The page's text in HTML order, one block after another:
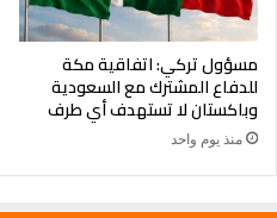
مسؤول تركي: اتفاقية مكة
للدفاع المشترك مع السعودية
وباكستان لا تستهدف أي طرف
منذ يوم واحد